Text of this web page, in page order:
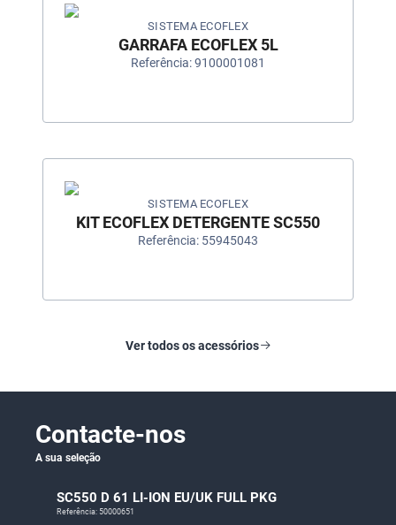
SISTEMA ECOFLEX
GARRAFA ECOFLEX 5L
Referência: 9100001081
SISTEMA ECOFLEX
KIT ECOFLEX DETERGENTE SC550
Referência: 55945043
Ver todos os acessórios
Contacte-nos
A sua seleção
SC550 D 61 LI-ION EU/UK FULL PKG
Referência: 50000651